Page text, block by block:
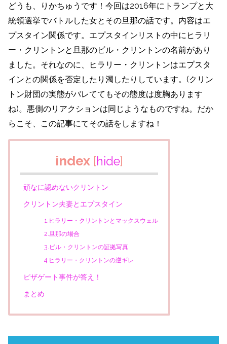
どうも、りかちゅうです！今回は2016年にトランプと大
統領選挙でバトルした女とその旦那の話です。内容はエ
プスタイン関係です。エプスタインリストの中にヒラリ
ー・クリントンと旦那のビル・クリントンの名前があり
ました。それなのに、ヒラリー・クリントンはエプスタ
インとの関係を否定したり濁したりしています。(クリン
トン財団の実態がバレててもその態度は度胸あります
ね)。悪側のリアクションは同じようなものですね。だか
らこそ、この記事にてその話をしますね！
index [hide]
頑なに認めないクリントン
クリントン夫妻とエプスタイン
1.ヒラリー・クリントンとマックスウェル
2.旦那の場合
3.ビル・クリントンの証拠写真
4.ヒラリー・クリントンの逆ギレ
ピザゲート事件が答え！
まとめ